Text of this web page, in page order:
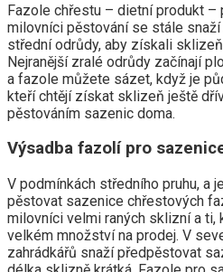
Fazole chřestu – dietní produkt –
milovníci pěstování se stále snaží
střední odrůdy, aby získali
Nejranější zralé odrůdy začínají
a fazole můžete sázet, když je
kteří chtějí získat sklizeň ještě
pěstováním sazenic doma.
Výsadba fazolí pro
V podmínkách středního pruhu, a
pěstovat sazenice chřestových
milovníci velmi raných sklizní a ti,
velkém množství na prodej. V
zahrádkářů snaží předpěstovat